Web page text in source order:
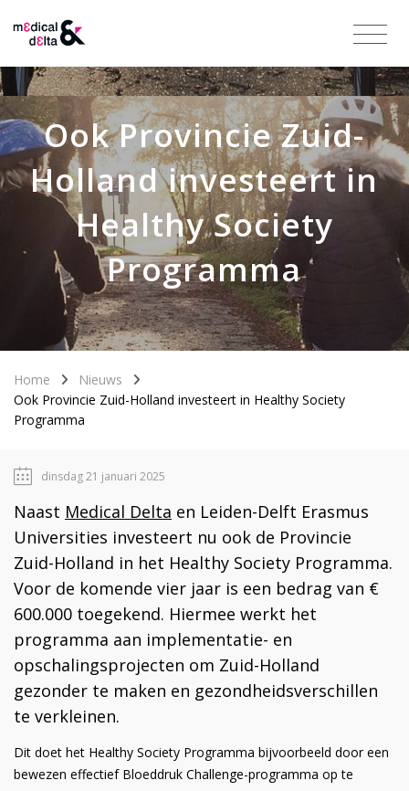
Ook Provincie Zuid-
Holland investeert in
Healthy Society
Programma
Home
Nieuws
Ook Provincie Zuid-Holland investeert in Healthy Society
Programma
dinsdag 21 januari 2025
Naast Medical Delta en Leiden-Delft Erasmus
Universities investeert nu ook de Provincie
Zuid-Holland in het Healthy Society Programma.
Voor de komende vier jaar is een bedrag van €
600.000 toegekend. Hiermee werkt het
programma aan implementatie- en
opschalingsprojecten om Zuid-Holland
gezonder te maken en gezondheidsverschillen
te verkleinen.
Dit doet het Healthy Society Programma bijvoorbeeld door een
bewezen effectief Bloeddruk Challenge-programma op te